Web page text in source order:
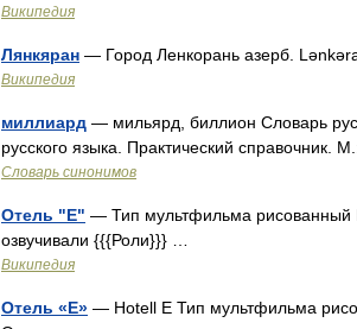
Википедия
Лянкяран — Город Ленкорань азерб.
Википедия
миллиард — мильярд, биллион Словарь
русского языка. Практический справочник.
Словарь синонимов
Отель "Е" — Тип мультфильма рисованный
озвучивали {{{Роли}}} …
Википедия
Отель «Е» — Hotell E Тип мультфильма